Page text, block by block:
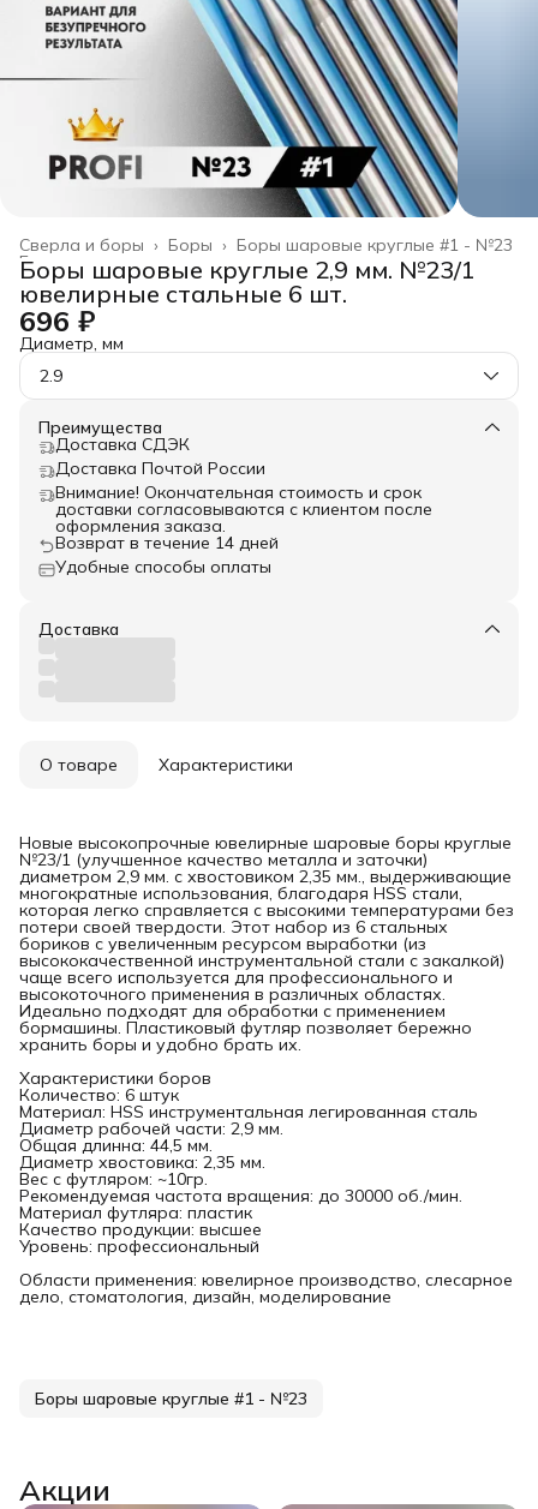
Боры шаровые круглые #1 - №23
Боры ›
Сверла и боры ›
Главная ›
Боры шаровые круглые 2,9 мм. №23/1
ювелирные стальные 6 шт.
696 ₽
Диаметр, мм
2.9
Преимущества
Доставка СДЭК
Доставка Почтой России
Внимание! Окончательная стоимость и срок
доставки согласовываются с клиентом после
оформления заказа.
Возврат в течение 14 дней
Удобные способы оплаты
Доставка
О товаре Характеристики
Новые высокопрочные ювелирные шаровые боры круглые
№23/1 (улучшенное качество металла и заточки)
диаметром 2,9 мм. с хвостовиком 2,35 мм., выдерживающие
многократные использования, благодаря HSS стали,
которая легко справляется с высокими температурами без
потери своей твердости. Этот набор из 6 стальных
бориков с увеличенным ресурсом выработки (из
высококачественной инструментальной стали с закалкой)
чаще всего используется для профессионального и
высокоточного применения в различных областях.
Идеально подходят для обработки с применением
бормашины. Пластиковый футляр позволяет бережно
хранить боры и удобно брать их.
Характеристики боров
Количество: 6 штук
Материал: HSS инструментальная легированная сталь
Диаметр рабочей части: 2,9 мм.
Общая длинна: 44,5 мм.
Диаметр хвостовика: 2,35 мм.
Вес с футляром: ~10гр.
Рекомендуемая частота вращения: до 30000 об./мин.
Материал футляра: пластик
Качество продукции: высшее
Уровень: профессиональный
Области применения: ювелирное производство, слесарное
дело, стоматология, дизайн, моделирование
Боры шаровые круглые #1 - №23
Акции